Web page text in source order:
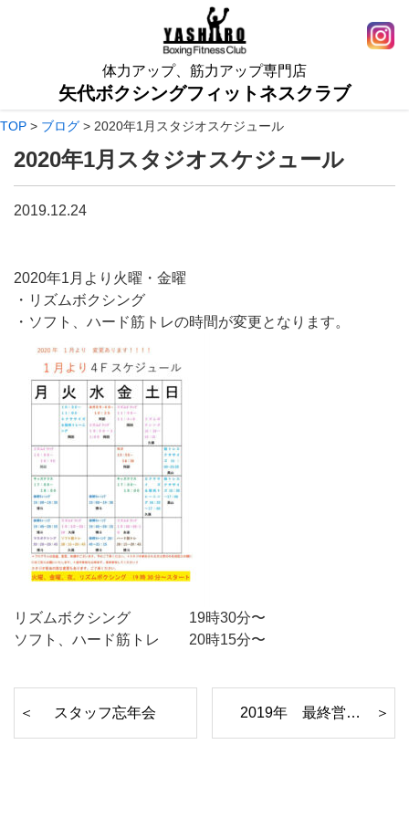
体力アップ、筋力アップ専門店
矢代ボクシングフィットネスクラブ
TOP > ブログ > 2020年1月スタジオスケジュール
2020年1月スタジオスケジュール
2019.12.24
2020年1月より火曜・金曜
・リズムボクシング
・ソフト、ハード筋トレの時間が変更となります。
リズムボクシング 19時30分〜
ソフト、ハード筋トレ 20時15分〜
スタッフ忘年会 2019年 最終営業日